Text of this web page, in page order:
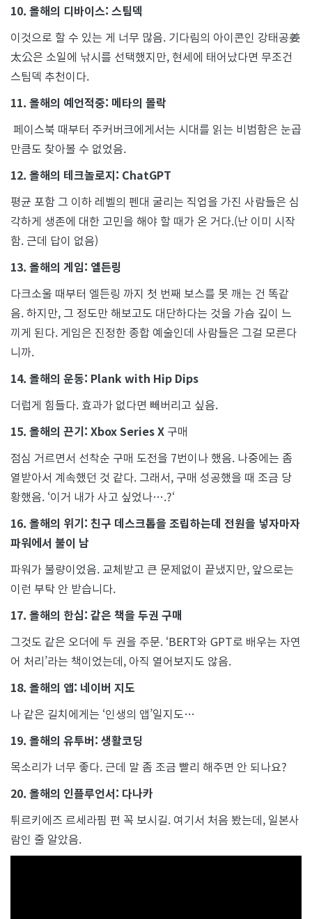
10. 올해의 디바이스: 스팀덱
이것으로 할 수 있는 게 너무 많음. 기다림의 아이콘인 강태공姜
太公은 소일에 낚시를 선택했지만, 현세에 태어났다면 무조건
스팀덱 추천이다.
11. 올해의 예언적중: 메타의 몰락
페이스북 때부터 주커버크에게서는 시대를 읽는 비범함은 눈곱
만큼도 찾아볼 수 없었음.
12. 올해의 테크놀로지: ChatGPT
평균 포함 그 이하 레벨의 펜대 굴리는 직업을 가진 사람들은 심
각하게 생존에 대한 고민을 해야 할 때가 온 거다.(난 이미 시작
함. 근데 답이 없음)
13. 올해의 게임: 엘든링
다크소울 때부터 엘든링 까지 첫 번째 보스를 못 깨는 건 똑같
음. 하지만, 그 정도만 해보고도 대단하다는 것을 가슴 깊이 느
끼게 된다. 게임은 진정한 종합 예술인데 사람들은 그걸 모른다
니까.
14. 올해의 운동: Plank with Hip Dips
더럽게 힘들다. 효과가 없다면 빼버리고 싶음.
15. 올해의 끈기: Xbox Series X 구매
점심 거르면서 선착순 구매 도전을 7번이나 했음. 나중에는 좀
열받아서 계속했던 것 같다. 그래서, 구매 성공했을 때 조금 당
황했음. ‘이거 내가 사고 싶었나….?‘
16. 올해의 위기: 친구 데스크톱을 조립하는데 전원을 넣자마자
파워에서 불이 남
파워가 불량이었음. 교체받고 큰 문제없이 끝냈지만, 앞으로는
이런 부탁 안 받습니다.
17. 올해의 한심: 같은 책을 두권 구매
그것도 같은 오더에 두 권을 주문. ‘BERT와 GPT로 배우는 자연
어 처리’라는 책이었는데, 아직 열어보지도 않음.
18. 올해의 앱: 네이버 지도
나 같은 길치에게는 ‘인생의 앱’일지도…
19. 올해의 유투버: 생활코딩
목소리가 너무 좋다. 근데 말 좀 조금 빨리 해주면 안 되나요?
20. 올해의 인플루언서: 다나카
튀르키에즈 르세라핌 편 꼭 보시길. 여기서 처음 봤는데, 일본사
람인 줄 알았음.